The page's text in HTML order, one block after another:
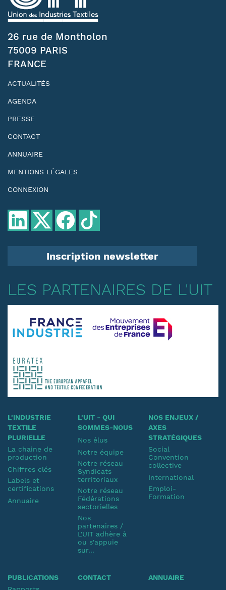
26 rue de Montholon
75009 PARIS
FRANCE
ACTUALITÉS
AGENDA
PRESSE
CONTACT
ANNUAIRE
MENTIONS LÉGALES
CONNEXION
Inscription newsletter
LES PARTENAIRES DE L'UIT
L'INDUSTRIE
TEXTILE
PLURIELLE
La chaine de
production
Chiffres clés
Labels et
certifications
Annuaire
L'UIT - QUI
SOMMES-NOUS
Nos élus
Notre équipe
Notre réseau
Syndicats
territoriaux
Notre réseau
Fédérations
sectorielles
Nos
partenaires /
L'UIT adhère à
ou s'appuie
sur...
NOS ENJEUX /
AXES
STRATÉGIQUES
Social
Convention
collective
International
Emploi-
Formation
PUBLICATIONS
CONTACT ANNUAIRE